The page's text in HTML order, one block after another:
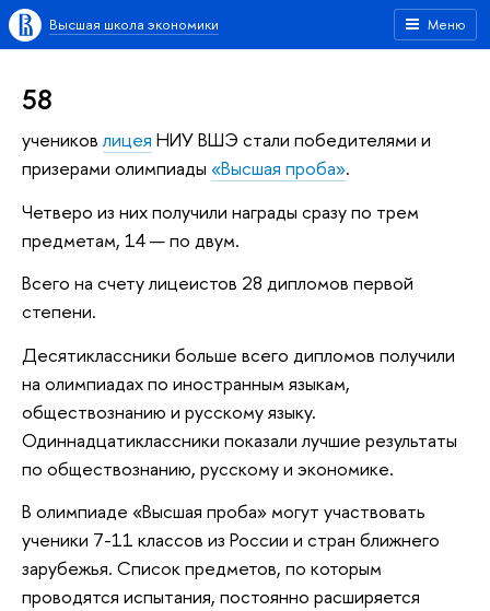
Меню
Высшая школа экономики
58
учениковлицея НИУ ВШЭ стали победителями и
призерами олимпиады «Высшая проба».
Четверо из них получили награды сразу по трем
предметам, 14 — по двум.
Всего на счету лицеистов 28 дипломов первой
степени.
Десятиклассники больше всего дипломов получили
на олимпиадах по иностранным языкам,
обществознанию и русскому языку.
Одиннадцатиклассники показали лучшие результаты
по обществознанию, русскому и экономике.
В олимпиаде «Высшая проба» могут участвовать
ученики 7-11 классов из России и стран ближнего
зарубежья. Список предметов, по которым
проводятся испытания, постоянно расширяется